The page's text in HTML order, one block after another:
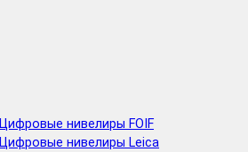
Цифровые нивелиры FOIF
Цифровые нивелиры Leica